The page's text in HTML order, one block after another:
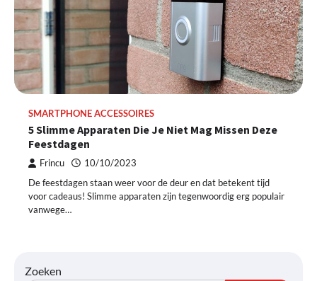
SMARTPHONE ACCESSOIRES
5 Slimme Apparaten Die Je Niet Mag Missen Deze
Feestdagen
Frincu 10/10/2023
De feestdagen staan weer voor de deur en dat betekent tijd
voor cadeaus! Slimme apparaten zijn tegenwoordig erg populair
vanwege…
Zoeken